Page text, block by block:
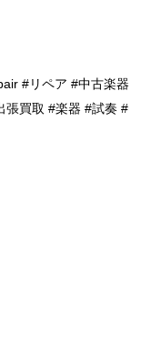
#リペア #中古楽器
張買取 #楽器 #試奏 #